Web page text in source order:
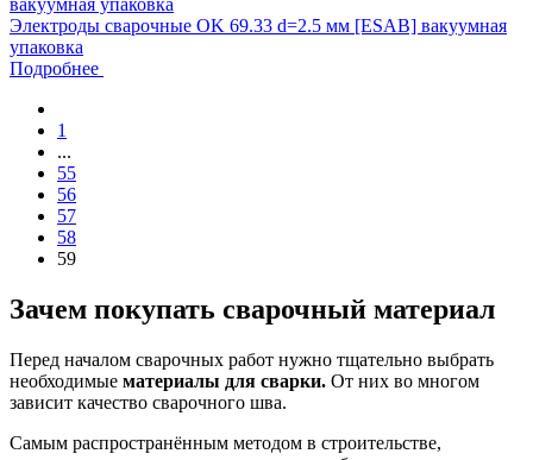
Электроды сварочные OK 69.33 d=2.5 мм [ESAB] вакуумная
упаковка
Подробнее
1
...
55
56
57
58
59
Зачем покупать сварочный материал
Перед началом сварочных работ нужно тщательно выбрать
необходимые материалы для сварки. От них во многом
зависит качество сварочного шва.
Самым распространённым методом в строительстве,